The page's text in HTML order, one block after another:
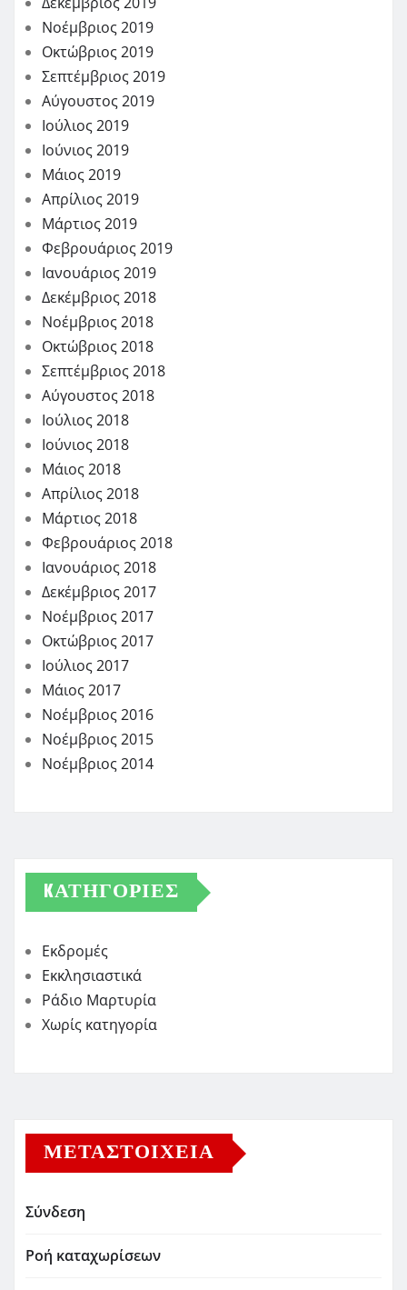
Νοέμβριος 2019
Οκτώβριος 2019
Σεπτέμβριος 2019
Αύγουστος 2019
Ιούλιος 2019
Ιούνιος 2019
Μάιος 2019
Απρίλιος 2019
Μάρτιος 2019
Φεβρουάριος 2019
Ιανουάριος 2019
Δεκέμβριος 2018
Νοέμβριος 2018
Οκτώβριος 2018
Σεπτέμβριος 2018
Αύγουστος 2018
Ιούλιος 2018
Ιούνιος 2018
Μάιος 2018
Απρίλιος 2018
Μάρτιος 2018
Φεβρουάριος 2018
Ιανουάριος 2018
Δεκέμβριος 2017
Νοέμβριος 2017
Οκτώβριος 2017
Ιούλιος 2017
Μάιος 2017
Νοέμβριος 2016
Νοέμβριος 2015
Νοέμβριος 2014
KΑΤΗΓΟΡΊΕΣ
Εκδρομές
Εκκλησιαστικά
Ράδιο Μαρτυρία
Χωρίς κατηγορία
ΜΕΤΑΣΤΟΙΧΕΊΑ
Σύνδεση
Ροή καταχωρίσεων